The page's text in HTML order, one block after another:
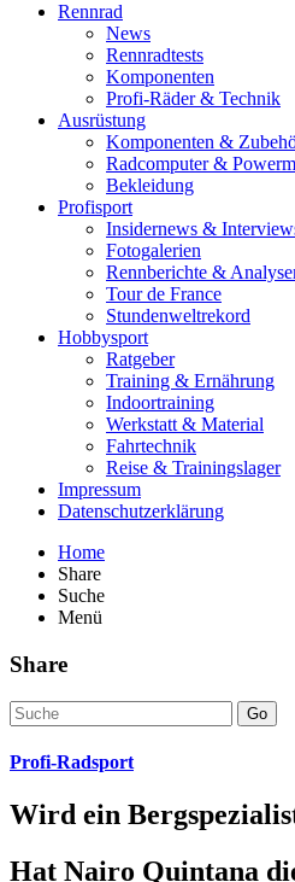
Rennrad
News
Rennradtests
Komponenten
Profi-Räder & Technik
Ausrüstung
Komponenten &
Radcomputer &
Bekleidung
Profisport
Insidernews &
Fotogalerien
Rennberichte &
Tour de France
Stundenweltrekord
Hobbysport
Ratgeber
Training & Ernährung
Indoortraining
Werkstatt & Material
Fahrtechnik
Reise & Trainingslager
Impressum
Datenschutzerklärung
Home
Share
Suche
Menü
Share
Go
Profi-Radsport
Wird ein
Hat Nairo Quintana